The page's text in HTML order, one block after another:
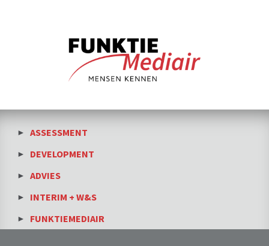
ASSESSMENT
DEVELOPMENT
ADVIES
INTERIM + W&S
FUNKTIEMEDIAIR